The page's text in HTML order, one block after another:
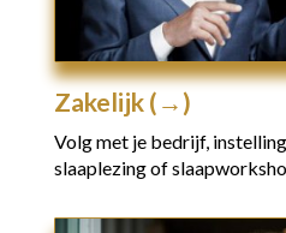
Zakelijk (→)
Volg met je bedrijf,
slaaplezing of